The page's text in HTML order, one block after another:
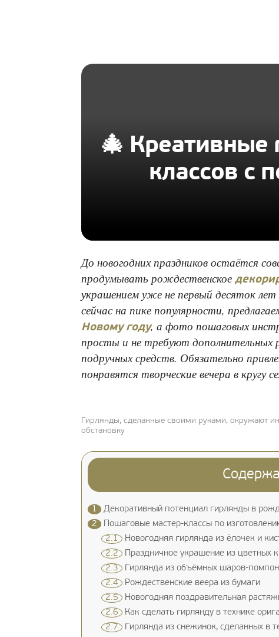
🎄 Креативные
классов с
До новогодних праздников остаётся
продумывать рождественское
украшением уже не первый десяток лет
сейчас на пике популярности,
Новому году, а фото пошаговых
просты и не требуют дополнительных
подручных средств. Обязательно
понравятся творческие вечера в кругу
Гирлянды, сделанные своими руками, окружают
обстановку
1
Декоративный потенциал гирлянды в
2
Пошаговые мастер-классы по
2.1 Новогодняя гирлянда из ёлочек и
2.2 Праздничное украшение из цветных
2.3 Гирлянда из объёмных шаров-
2.4 Рождественские веера из бумаги
2.5 Новогодняя поздравительная
2.6 Как сделать гирлянду в технике
2.7 Гирлянда из снежинок, сделанных в